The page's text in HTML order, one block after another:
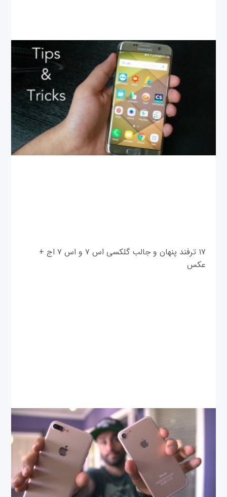
۱۷ ترفند پنهان و جالب گلکسی اس ۷ و اس ۷ اج +
عکس